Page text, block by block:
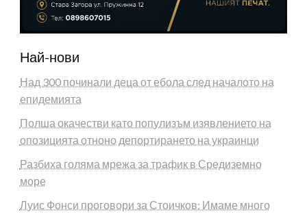
Най-нови
Над 300 починали деца от ебола след началото на
епидемията
Полша окачестви като популизъм изявлението на
опозицията отноно депортирането на украинци
Разбиха голяма мрежа за трафик в Средиземно
море
Луис Фонси проговори за Стоичков: Имаме много